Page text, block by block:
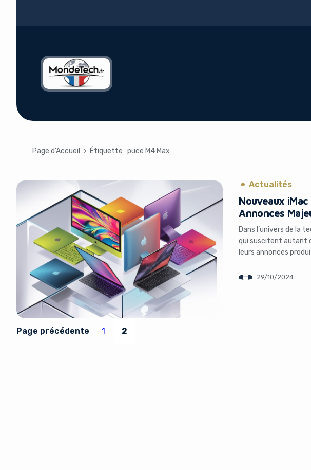
Page d’Accueil › Étiquette :puce M4 Max
Actualités
Nouveaux
Annonces
Dans l’univers de la
qui suscitent autant
leurs annonces
série de révélations
29/10/2024
Page précédente 1 2
It looks like